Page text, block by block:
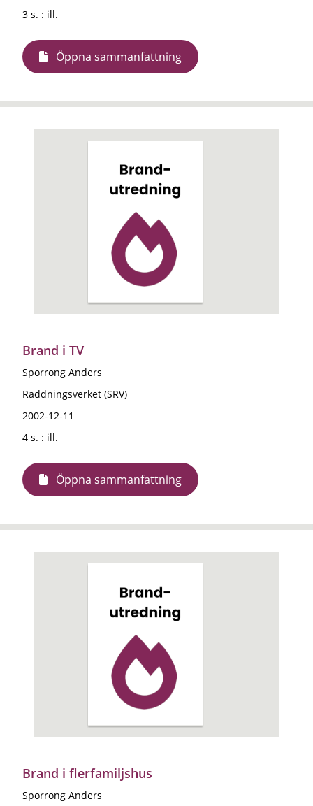
3 s. : ill.
Öppna sammanfattning
Brand i TV
Sporrong Anders
Räddningsverket (SRV)
2002-12-11
4 s. : ill.
Öppna sammanfattning
Brand i flerfamiljshus
Sporrong Anders